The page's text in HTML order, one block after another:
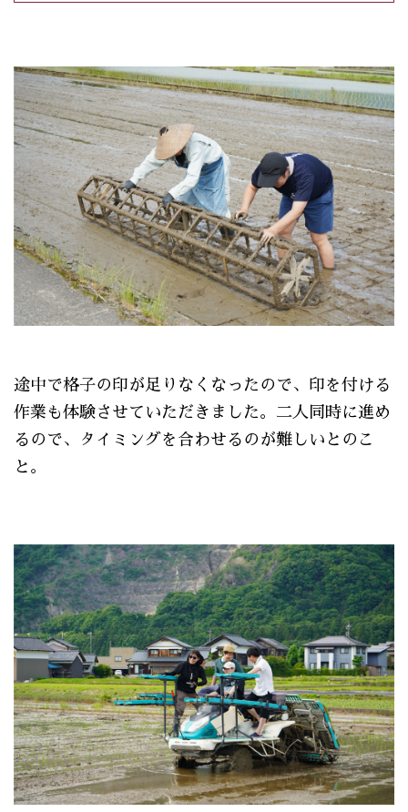
途中で格子の印が足りなくなったので、印を付ける
作業も体験させていただきました。二人同時に進め
るので、タイミングを合わせるのが難しいとのこ
と。